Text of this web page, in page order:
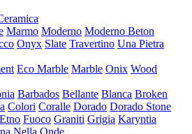
Marmo Moderno Moderno Beton
Onyx Slate Travertino Una Pietra
Eco Marble Marble Onix Wood
Barbados Bellante Blanca Broken
Colori Coralle Dorado Dorado Stone
Etno Fuoco Graniti Grigia Karyntia